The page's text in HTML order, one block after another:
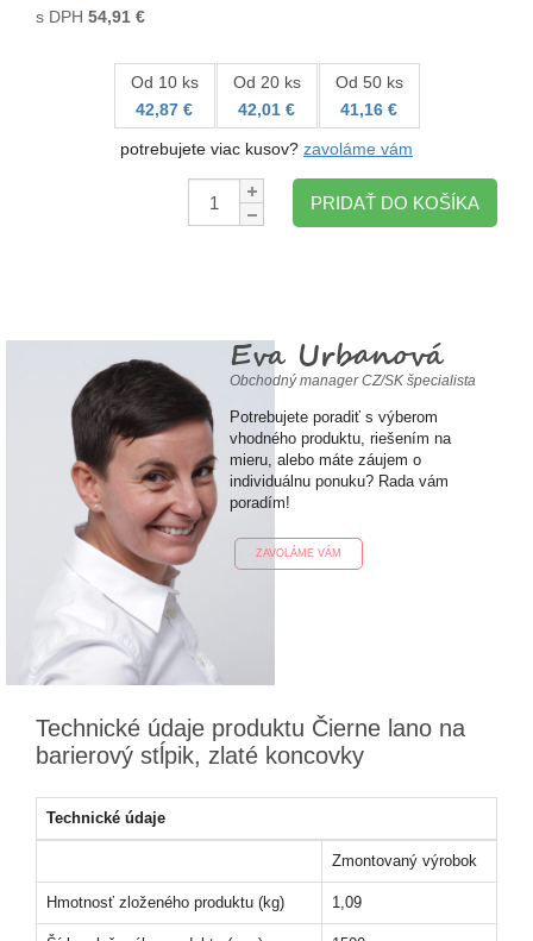
s DPH 54,91 €
Od 10 ks
42,87 €
Od 20 ks
42,01 €
Od 50 ks
41,16 €
potrebujete viac kusov? zavoláme vám
Množstvo:
PRIDAŤ DO KOŠÍKA
Eva Urbanová
Obchodný manager CZ/SK špecialista
Potrebujete poradiť s výberom
vhodného produktu, riešením na
mieru, alebo máte záujem o
individuálnu ponuku? Rada vám
poradím!
ZAVOLÁME VÁM
Technické údaje produktu Čierne lano na
barierový stĺpik, zlaté koncovky
Technické údaje
Zmontovaný výrobok
Hmotnosť zloženého produktu (kg) 1,09